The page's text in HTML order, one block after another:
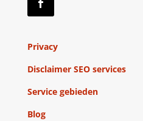
Privacy
Disclaimer SEO services
Service gebieden
Blog